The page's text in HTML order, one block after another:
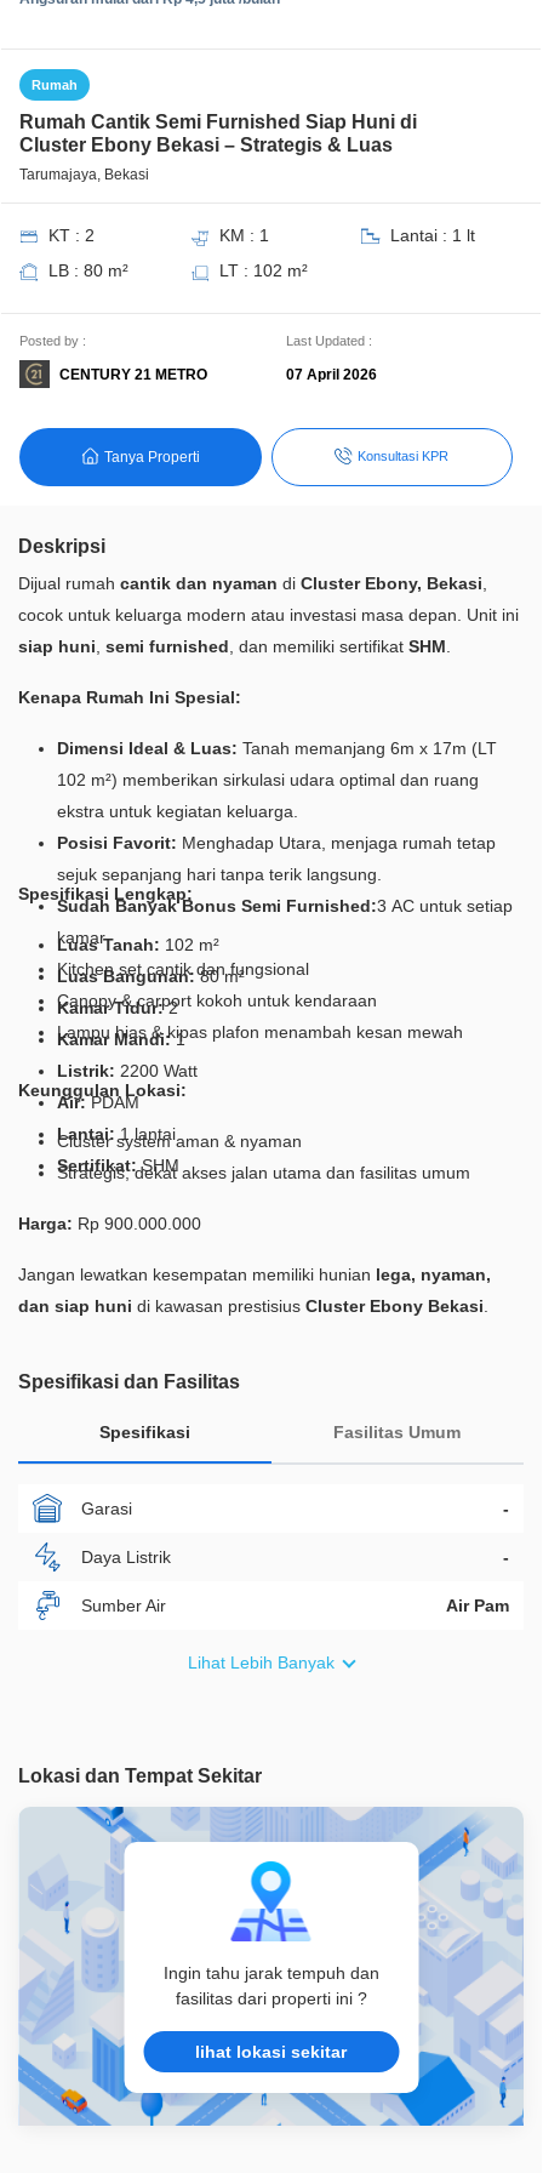
Rumah
Rumah Cantik Semi Furnished Siap Huni di
Cluster Ebony Bekasi – Strategis & Luas
Tarumajaya, Bekasi
KT : 2 KM : 1
Lantai : 1 lt
LB : 80 m²
LT : 102 m²
Posted by :
CENTURY 21 METRO
Last Updated :
07 April 2026
Tanya Properti Konsultasi KPR
Deskripsi
Dijual rumah cantik dan nyaman di Cluster Ebony, Bekasi,
cocok untuk keluarga modern atau investasi masa depan. Unit ini
siap huni, semi furnished, dan memiliki sertifikat SHM.
Kenapa Rumah Ini Spesial:
Dimensi Ideal & Luas: Tanah memanjang 6m x 17m (LT
102 m²) memberikan sirkulasi udara optimal dan ruang
ekstra untuk kegiatan keluarga.
Posisi Favorit: Menghadap Utara, menjaga rumah tetap
sejuk sepanjang hari tanpa terik langsung.
Sudah Banyak Bonus Semi Furnished:3 AC untuk setiap
kamar
Kitchen set cantik dan fungsional
Canopy & carport kokoh untuk kendaraan
Lampu hias & kipas plafon menambah kesan mewah
Spesifikasi Lengkap:
Luas Tanah: 102 m²
Luas Bangunan:80 m²
Kamar Tidur:2
Kamar Mandi:1
Listrik: 2200 Watt
Air:PDAM
Lantai:1 lantai
Sertifikat:SHM
Keunggulan Lokasi:
Cluster system aman & nyaman
Strategis, dekat akses jalan utama dan fasilitas umum
Harga: Rp 900.000.000
Jangan lewatkan kesempatan memiliki hunian lega, nyaman,
dan siap huni di kawasan prestisius Cluster Ebony Bekasi.
Spesifikasi dan Fasilitas
Spesifikasi Fasilitas Umum
Garasi -
Daya Listrik -
Sumber Air Air Pam
Lihat Lebih Banyak
Lokasi dan Tempat Sekitar
Ingin tahu jarak tempuh dan
fasilitas dari properti ini ?
lihat lokasi sekitar